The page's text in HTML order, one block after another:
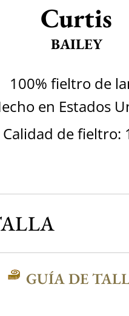
Curtis
BAILEY
100% fieltro de
en Estados
Calidad de fieltro:
GUÍA DE